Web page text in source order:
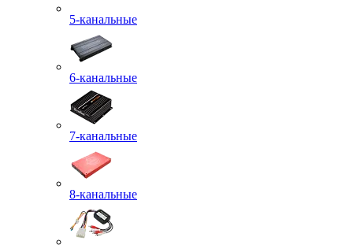
5-канальные
6-канальные
7-канальные
8-канальные